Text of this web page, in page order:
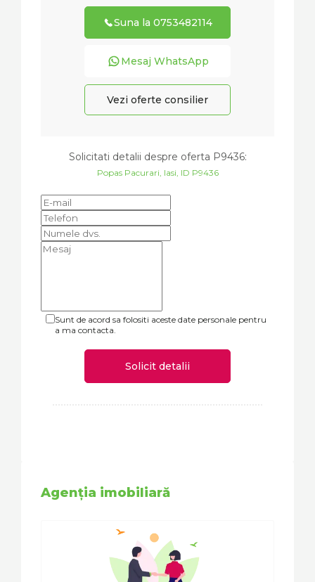
Suna la 0753482114
Mesaj WhatsApp
Vezi oferte consilier
Solicitati detalii despre oferta P9436:
Popas Pacurari, Iasi, ID P9436
Sunt de acord sa folositi aceste date personale pentru
a ma contacta.
Solicit detalii
Agenția imobiliară